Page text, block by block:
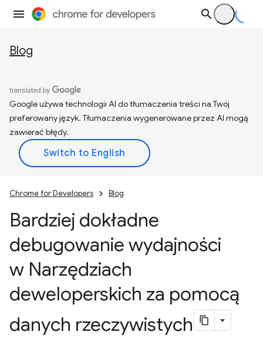
Blog
Google używa technologii AI do tłumaczenia treści na Twój
preferowany język. Tłumaczenia wygenerowane przez AI mogą
zawierać błędy.
Chrome for Developers Blog
Bardziej dokładne
debugowanie wydajności
w Narzędziach
deweloperskich za pomocą
danych rzeczywistych